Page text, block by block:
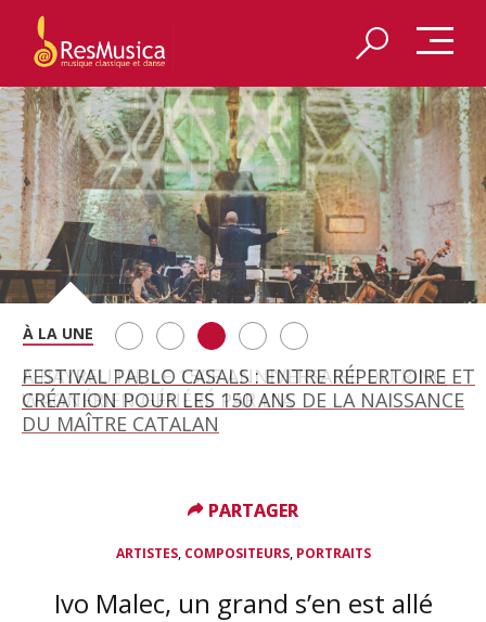
SAINT FRANÇOIS D’ASSISE À SALZBOURG, UNE
SOIRÉE IMMENSE PORTÉE PAR ROMEO
CASTELLUCCI ET MAXIME PASCAL
FESTIVAL PABLO CASALS : ENTRE RÉPERTOIRE ET
CRÉATION POUR LES 150 ANS DE LA NAISSANCE
DU MAÎTRE CATALAN
A BAYREUTH, LE 150E ANNIVERSAIRE DU RING
WAGNÉRIEN GÉNÉRÉ PAR L’IA
BETSY JOLAS FÊTE SON CENTIÈME
ANNIVERSAIRE
GEORGE BENJAMIN : « MES PARENTS AVAIENT
CETTE EXIGENCE DE L’OBJET CISELÉ »
ARTISTES, COMPOSITEURS, PORTRAITS
Ivo Malec, un grand s’en est allé
PARTAGER
PARTAGER